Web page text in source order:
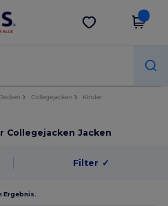
App holen
Jacken Collegejacken Kinder
Collegejacken Jacken
Filter ✓
Ergebnis.